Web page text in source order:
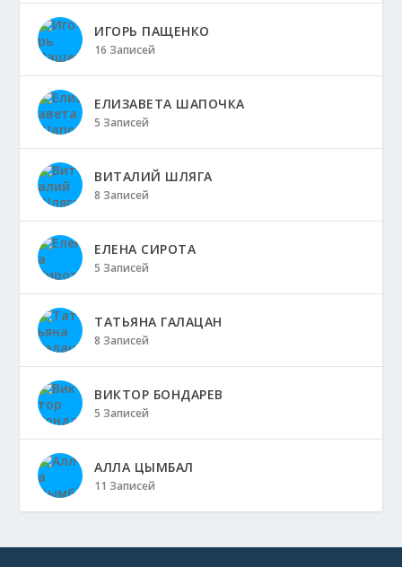
ИГОРЬ ПАЩЕНКО
16 Записей
ЕЛИЗАВЕТА ШАПОЧКА
5 Записей
ВИТАЛИЙ ШЛЯГА
8 Записей
ЕЛЕНА СИРОТА
5 Записей
ТАТЬЯНА ГАЛАЦАН
8 Записей
ВИКТОР БОНДАРЕВ
5 Записей
АЛЛА ЦЫМБАЛ
11 Записей